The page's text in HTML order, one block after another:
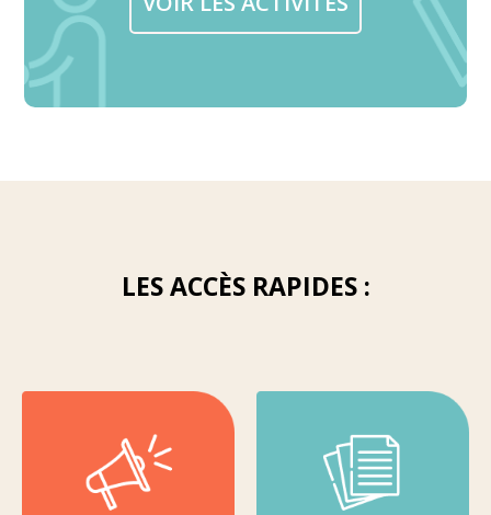
LES ACCÈS RAPIDES :